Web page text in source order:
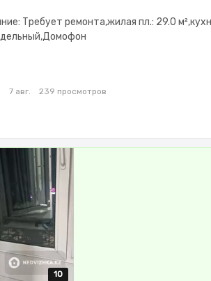
Требует ремонта,жилая пл.: 29.0
7 авг. 239 просмотров
10
10
10
10
10